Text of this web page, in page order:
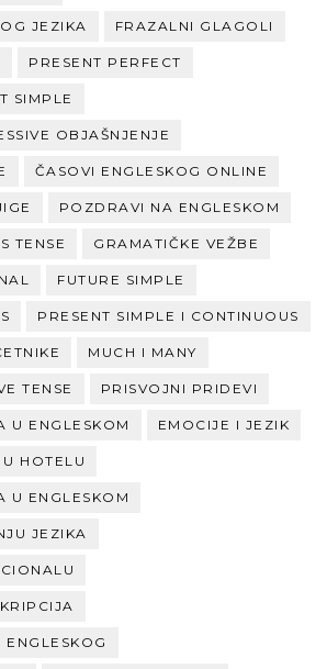
JEZIKA FRAZALNI GLAGOLI
PRESENT PERFECT
SIMPLE
OBJAŠNJENJE
ČASOVI ENGLESKOG ONLINE
POZDRAVI NA ENGLESKOM
TENSE GRAMATIČKE VEŽBE
FUTURE SIMPLE
PRESENT SIMPLE I CONTINUOUS
MUCH I MANY
TENSE PRISVOJNI PRIDEVI
U ENGLESKOM EMOCIJE I JEZIK
HOTELU
U ENGLESKOM
JEZIKA